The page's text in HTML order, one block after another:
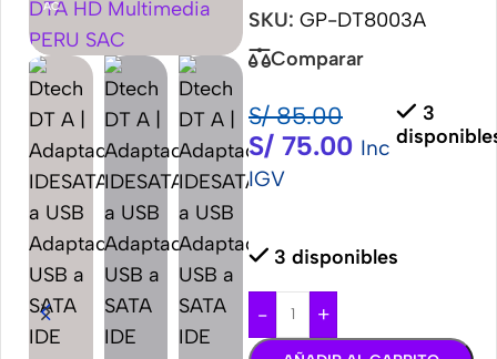
SKU: GP-DT8003A
Comparar
S/85.00
S/ 75.00 Inc
IGV
3
3 disponibles
- +